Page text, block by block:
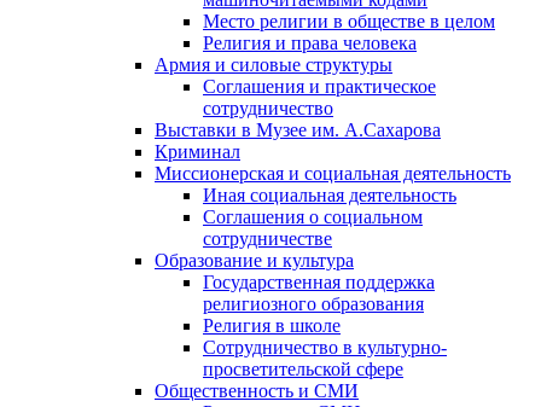
Место религии в обществе в целом
Религия и права человека
Армия и силовые структуры
Соглашения и практическое
сотрудничество
Выставки в Музее им. А.Сахарова
Криминал
Миссионерская и социальная деятельность
Иная социальная деятельность
Соглашения о социальном
сотрудничестве
Образование и культура
Государственная поддержка
религиозного образования
Религия в школе
Сотрудничество в культурно-
просветительской сфере
Общественность и СМИ